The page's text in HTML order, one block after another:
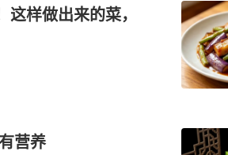
这样做出来的菜，
营养